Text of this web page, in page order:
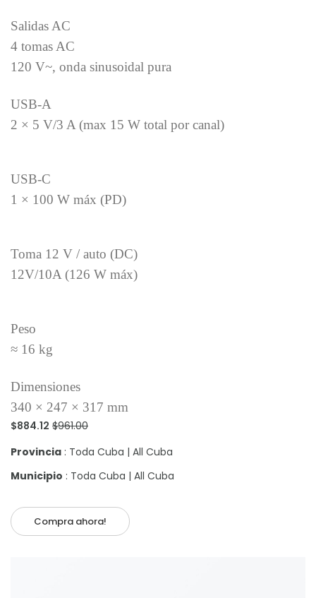
Salidas AC
4 tomas AC
120 V~, onda sinusoidal pura
USB-A
2 × 5 V/3 A (max 15 W total por canal)
USB-C
1 × 100 W máx (PD)
Toma 12 V / auto (DC)
12V/10A (126 W máx)
Peso
≈ 16 kg
Dimensiones
340 × 247 × 317 mm
$884.12 $961.00
Provincia : Toda Cuba | All Cuba
Municipio : Toda Cuba | All Cuba
Compra ahora!